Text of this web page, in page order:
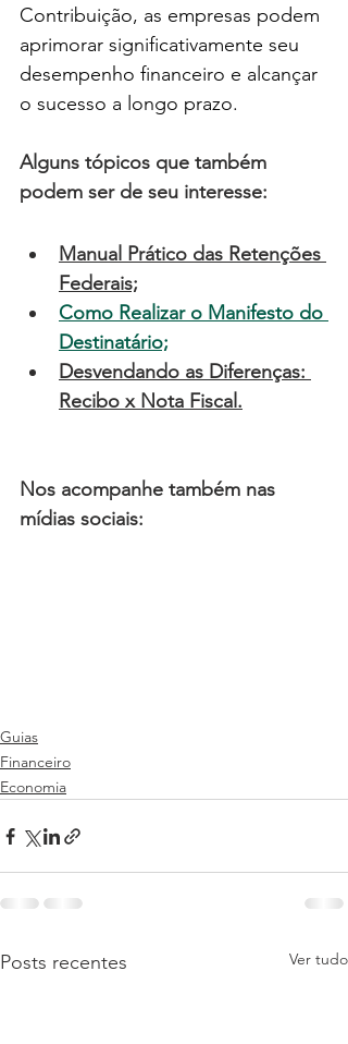
Contribuição, as empresas podem
aprimorar significativamente seu
desempenho financeiro e alcançar
o sucesso a longo prazo.
Alguns tópicos que também
podem ser de seu interesse:
Manual Prático das Retenções
Federais;
Como Realizar o Manifesto do
Destinatário;
Desvendando as Diferenças:
Recibo x Nota Fiscal .
Nos acompanhe também nas
mídias sociais:
Guias
Financeiro
Economia
Posts recentes Ver tudo